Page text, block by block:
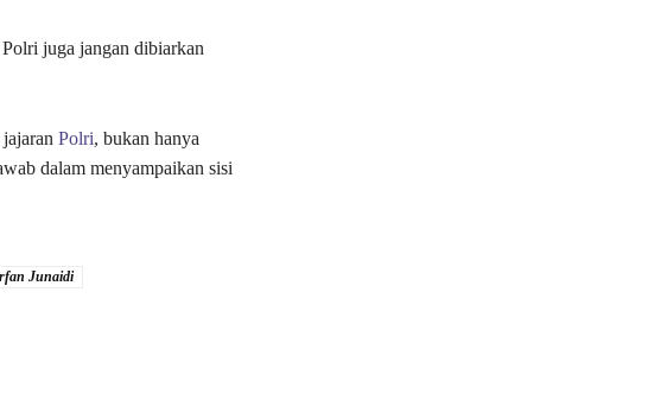
juga jangan dibiarkan
Polri, bukan hanya
dalam menyampaikan sisi
Junaidi